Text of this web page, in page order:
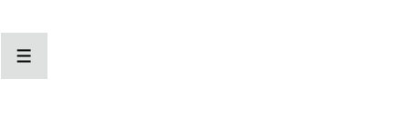
Inhalt
Menü